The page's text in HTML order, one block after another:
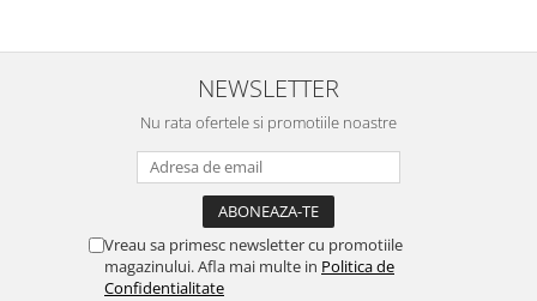
NEWSLETTER
Nu rata ofertele si promotiile noastre
Vreau sa primesc newsletter cu promotiile
magazinului. Afla mai multe in Politica de
Confidentialitate